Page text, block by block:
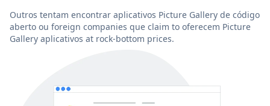
Outros tentam encontrar aplicativos Picture Gallery de código
aberto ou foreign companies que claim to oferecem Picture
Gallery aplicativos at rock-bottom prices.